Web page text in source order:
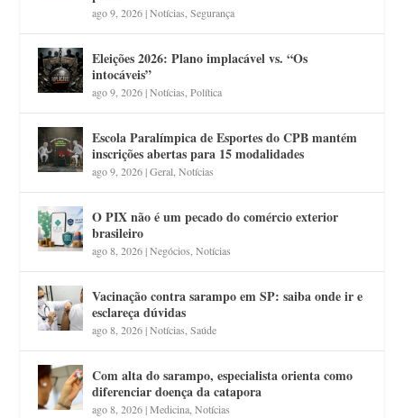
ago 9, 2026|Notícias,Segurança
Eleições 2026: Plano implacável vs. “Os
intocáveis”
ago 9, 2026|Notícias,Política
Escola Paralímpica de Esportes do CPB mantém
inscrições abertas para 15 modalidades
ago 9, 2026|Geral,Notícias
O PIX não é um pecado do comércio exterior
brasileiro
ago 8, 2026|Negócios,Notícias
Vacinação contra sarampo em SP: saiba onde ir e
esclareça dúvidas
ago 8, 2026|Notícias,Saúde
Com alta do sarampo, especialista orienta como
diferenciar doença da catapora
ago 8, 2026|Medicina,Notícias